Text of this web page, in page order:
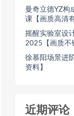
曼奇立德YZ构
课【画质高清
摇醒实验室设
2025【画质不
徐慕阳场景进
资料】
近期评论